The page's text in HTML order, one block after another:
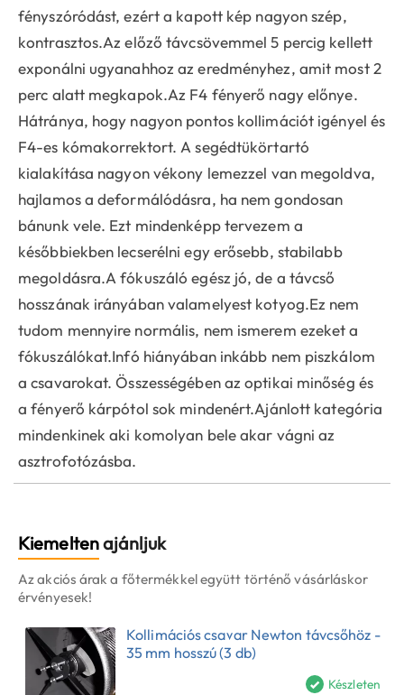
fényszóródást, ezért a kapott kép nagyon szép,
kontrasztos.Az előző távcsövemmel 5 percig kellett
exponálni ugyanahhoz az eredményhez, amit most 2
perc alatt megkapok.Az F4 fényerő nagy előnye.
Hátránya, hogy nagyon pontos kollimációt igényel és
F4-es kómakorrektort. A segédtükörtartó
kialakítása nagyon vékony lemezzel van megoldva,
hajlamos a deformálódásra, ha nem gondosan
bánunk vele. Ezt mindenképp tervezem a
későbbiekben lecserélni egy erősebb, stabilabb
megoldásra.A fókuszáló egész jó, de a távcső
hosszának irányában valamelyest kotyog.Ez nem
tudom mennyire normális, nem ismerem ezeket a
fókuszálókat.Infó hiányában inkább nem piszkálom
a csavarokat. Összességében az optikai minőség és
a fényerő kárpótol sok mindenért.Ajánlott kategória
mindenkinek aki komolyan bele akar vágni az
asztrofotózásba.
Kiemeltenajánljuk
Az akciós árak a főtermékkel együtt történő vásárláskor
érvényesek!
Kollimációs csavar Newton távcsőhöz -
35 mm hosszú (3 db)
Készleten